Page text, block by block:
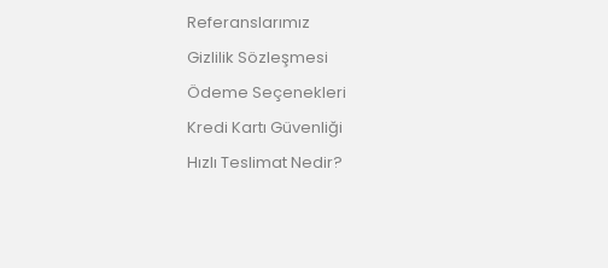
Referanslarımız
Gizlilik Sözleşmesi
Ödeme Seçenekleri
Kredi Kartı Güvenliği
Hızlı Teslimat Nedir?